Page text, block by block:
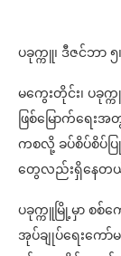
ပခုက္ကူ၊ ဒီဇင်ဘာ ၅
မကွေးတိုင်း၊ ပခု
ဖြစ်မြောက်ရေ
ကစလို့ ခပ်စိပ်စိပ်ပ
တွေလည်းရှိနေတ
ပခုက္ကူမြို့မှာ စစ်က
အုပ်ချုပ်ရေးကေ